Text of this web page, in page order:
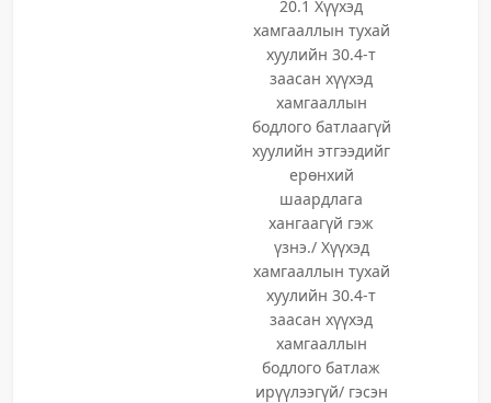
20.1 Хүүхэд
хамгааллын тухай
хуулийн 30.4-т
заасан хүүхэд
хамгааллын
бодлого батлаагүй
хуулийн этгээдийг
ерөнхий
шаардлага
хангаагүй гэж
үзнэ./ Хүүхэд
хамгааллын тухай
хуулийн 30.4-т
заасан хүүхэд
хамгааллын
бодлого батлаж
ирүүлээгүй/ гэсэн